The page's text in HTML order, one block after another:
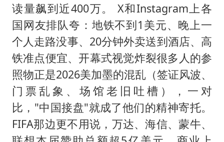
读量飙到近400万。 X和Instagram上各
国网友排队夸：地铁不到1美元、晚上一
个人走路没事、20分钟外卖送到酒店、高
铁准点便宜、开幕式视觉炸裂很多人的参
照物正是2026美加墨的混乱（签证风波、
门票乱象、场馆老旧吐槽），一对
比，"中国接盘"就成了他们的精神寄托。
FIFA那边更不用说，万达、海信、蒙牛、